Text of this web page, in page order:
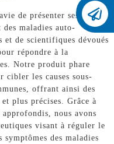
de présenter ses
maladies auto-
et de scientifiques dévoués
répondre à la
Notre produit phare
cibler les causes sous-
offrant ainsi des
plus précises. Grâce à
approfondis, nous avons
visant à réguler le
des maladies